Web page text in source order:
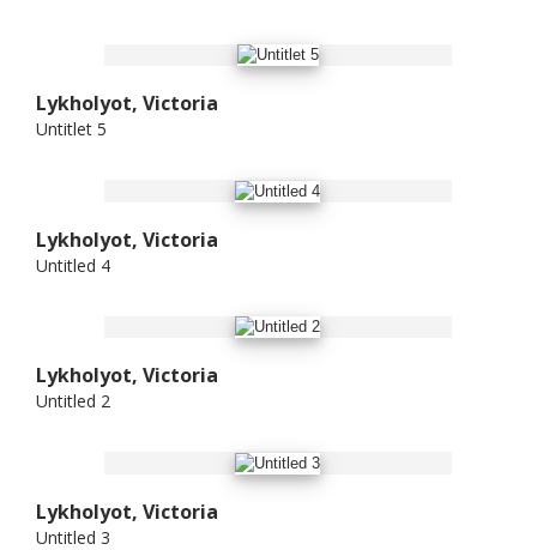
Lykholyot, Victoria
Untitlet 5
Lykholyot, Victoria
Untitled 4
Lykholyot, Victoria
Untitled 2
Lykholyot, Victoria
Untitled 3